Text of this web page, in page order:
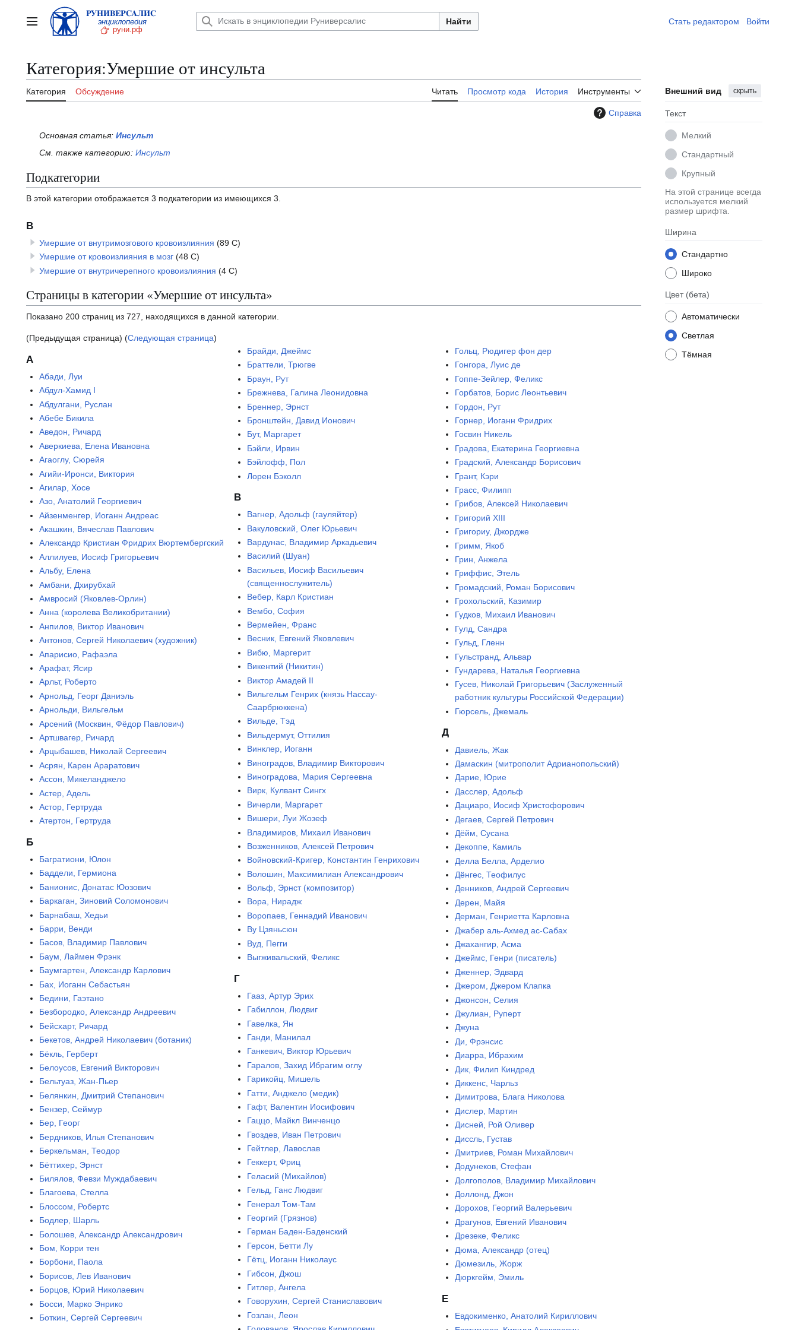
содержаниюГлавное меню Найти Стать редактором ​ Войти
Категория:Умершие от инсульта
Категория Обсуждение Читать Просмотр кода История Инструменты Внешний вид скрыть
Текст
Мелкий
Стандартный
Крупный
На этой странице всегда
используется мелкий
размер шрифта.
Ширина
Стандартно
Широко
Цвет (бета)
Автоматически
Светлая
Тёмная
Справка
Основная статья:Инсульт
См. также категорию:Инсульт
Подкатегории
В этой категории отображается 3 подкатегории из имеющихся 3.
В
Умершие от внутримозгового кровоизлияния (89 С)
Умершие от кровоизлияния в мозг (48 С)
Умершие от внутричерепного кровоизлияния (4 С)
Страницы в категории «Умершие от инсульта»
Показано 200 страниц из 727, находящихся в данной категории.
(Предыдущая страница) (Следующая страница)
А
Абади, Луи
Абдул-Хамид I
Абдулгани, Руслан
Абебе Бикила
Аведон, Ричард
Аверкиева, Елена Ивановна
Агаоглу, Сюрейя
Агийи-Иронси, Виктория
Агилар, Хосе
Азо, Анатолий Георгиевич
Айзенменгер, Иоганн Андреас
Акашкин, Вячеслав Павлович
Александр Кристиан Фридрих Вюртембергский
Аллилуев, Иосиф Григорьевич
Альбу, Елена
Амбани, Дхирубхай
Амвросий (Яковлев-Орлин)
Анна (королева Великобритании)
Анпилов, Виктор Иванович
Антонов, Сергей Николаевич (художник)
Апарисио, Рафаэла
Арафат, Ясир
Арльт, Роберто
Арнольд, Георг Даниэль
Арнольди, Вильгельм
Арсений (Москвин, Фёдор Павлович)
Артшвагер, Ричард
Арцыбашев, Николай Сергеевич
Асрян, Карен Араратович
Ассон, Микеланджело
Астер, Адель
Астор, Гертруда
Атертон, Гертруда
Б
Багратиони, Юлон
Баддели, Гермиона
Банионис, Донатас Юозович
Баркаган, Зиновий Соломонович
Барнабаш, Хедьи
Барри, Венди
Басов, Владимир Павлович
Баум, Лаймен Фрэнк
Баумгартен, Александр Карлович
Бах, Иоганн Себастьян
Бедини, Гаэтано
Безбородко, Александр Андреевич
Бейсхарт, Ричард
Бекетов, Андрей Николаевич (ботаник)
Бёкль, Герберт
Белоусов, Евгений Викторович
Бельтуаз, Жан-Пьер
Белянкин, Дмитрий Степанович
Бензер, Сеймур
Бер, Георг
Бердников, Илья Степанович
Беркельман, Теодор
Бёттихер, Эрнст
Билялов, Февзи Муждабаевич
Благоева, Стелла
Блоссом, Робертс
Бодлер, Шарль
Болошев, Александр Александрович
Бом, Корри тен
Борбони, Паола
Борисов, Лев Иванович
Борцов, Юрий Николаевич
Босси, Марко Энрико
Боткин, Сергей Сергеевич
Брайди, Джеймс
Браттели, Трюгве
Браун, Рут
Брежнева, Галина Леонидовна
Бреннер, Эрнст
Бронштейн, Давид Ионович
Бут, Маргарет
Бэйли, Ирвин
Бэйлофф, Пол
Лорен Бэколл
В
Вагнер, Адольф (гауляйтер)
Вакуловский, Олег Юрьевич
Вардунас, Владимир Аркадьевич
Василий (Шуан)
Васильев, Иосиф Васильевич
(священнослужитель)
Вебер, Карл Кристиан
Вембо, София
Вермейен, Франс
Весник, Евгений Яковлевич
Вибю, Маргерит
Викентий (Никитин)
Виктор Амадей II
Вильгельм Генрих (князь Нассау-
Саарбрюккена)
Вильде, Тэд
Вильдермут, Оттилия
Винклер, Иоганн
Виноградов, Владимир Викторович
Виноградова, Мария Сергеевна
Вирк, Кулвант Сингх
Вичерли, Маргарет
Вишери, Луи Жозеф
Владимиров, Михаил Иванович
Возженников, Алексей Петрович
Войновский-Кригер, Константин Генрихович
Волошин, Максимилиан Александрович
Вольф, Эрнст (композитор)
Вора, Нирадж
Воропаев, Геннадий Иванович
Ву Цзяньсюн
Вуд, Пегги
Выгживальский, Феликс
Г
Гааз, Артур Эрих
Габиллон, Людвиг
Гавелка, Ян
Ганди, Манилал
Ганкевич, Виктор Юрьевич
Гаралов, Захид Ибрагим оглу
Гарикойц, Мишель
Гатти, Анджело (медик)
Гафт, Валентин Иосифович
Гаццо, Майкл Винченцо
Гвоздев, Иван Петрович
Гейтлер, Лавослав
Геккерт, Фриц
Геласий (Михайлов)
Гельд, Ганс Людвиг
Генерал Том-Там
Георгий (Грязнов)
Герман Баден-Баденский
Герсон, Бетти Лу
Гётц, Иоганн Николаус
Гибсон, Джош
Гитлер, Ангела
Говорухин, Сергей Станиславович
Гозлан, Леон
Гольц, Рюдигер фон дер
Гонгора, Луис де
Гоппе-Зейлер, Феликс
Горбатов, Борис Леонтьевич
Гордон, Рут
Горнер, Иоганн Фридрих
Госвин Никель
Градова, Екатерина Георгиевна
Градский, Александр Борисович
Грант, Кэри
Грасс, Филипп
Грибов, Алексей Николаевич
Григорий XIII
Григориу, Джордже
Гримм, Якоб
Грин, Анжела
Гриффис, Этель
Громадский, Роман Борисович
Грохольский, Казимир
Гудков, Михаил Иванович
Гулд, Сандра
Гульд, Гленн
Гульстранд, Альвар
Гундарева, Наталья Георгиевна
Гусев, Николай Григорьевич (Заслуженный
работник культуры Российской Федерации)
Гюрсель, Джемаль
Д
Давиель, Жак
Дамаскин (митрополит Адрианопольский)
Дарие, Юрие
Дасслер, Адольф
Дациаро, Иосиф Христофорович
Дегаев, Сергей Петрович
Дёйм, Сусана
Декоппе, Камиль
Делла Белла, Арделио
Дёнгес, Теофилус
Денников, Андрей Сергеевич
Дерен, Майя
Дерман, Генриетта Карловна
Джабер аль-Ахмед ас-Сабах
Джахангир, Асма
Джеймс, Генри (писатель)
Дженнер, Эдвард
Джером, Джером Клапка
Джонсон, Селия
Джулиан, Руперт
Джуна
Ди, Фрэнсис
Диарра, Ибрахим
Дик, Филип Киндред
Диккенс, Чарльз
Димитрова, Блага Николова
Дислер, Мартин
Дисней, Рой Оливер
Диссль, Густав
Дмитриев, Роман Михайлович
Додунеков, Стефан
Долгополов, Владимир Михайлович
Доллонд, Джон
Дорохов, Георгий Валерьевич
Драгунов, Евгений Иванович
Дрезеке, Феликс
Дюма, Александр (отец)
Дюмезиль, Жорж
Дюркгейм, Эмиль
Е
Евдокименко, Анатолий Кириллович